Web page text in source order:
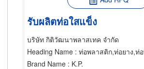
รับผลิตท่อใสแข็ง
บริษัท กิติวัฒนาพลาสเทค จำกัด
Heading Name : ท่อพลาสติก,ท่อยาง,ท่
Brand Name : K.P.